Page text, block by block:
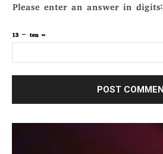
Please enter an answer in digits:
13 − ten =